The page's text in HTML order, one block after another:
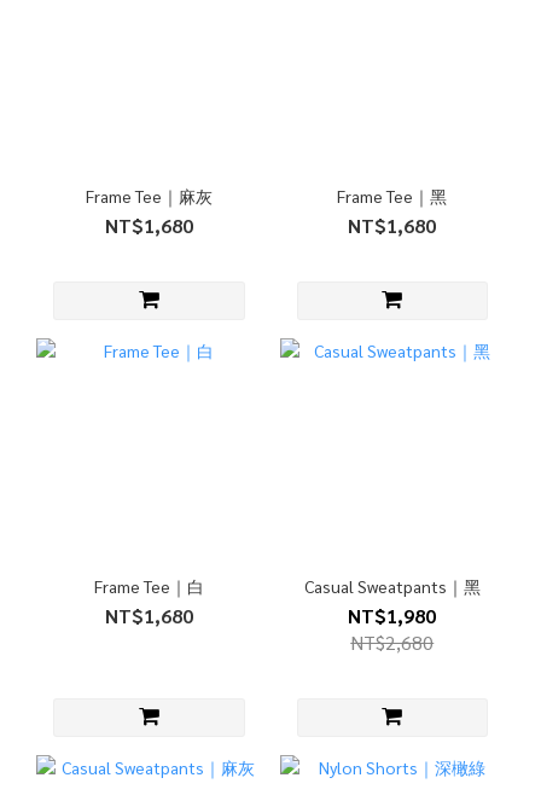
Frame Tee｜麻灰
NT$1,680
Frame Tee｜黑
NT$1,680
Frame Tee｜白
NT$1,680
Casual Sweatpants｜黑
NT$1,980
NT$2,680